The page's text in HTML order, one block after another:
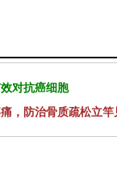
对抗癌细胞
，防治骨质疏松立竿